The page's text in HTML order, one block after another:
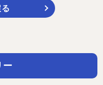
ー